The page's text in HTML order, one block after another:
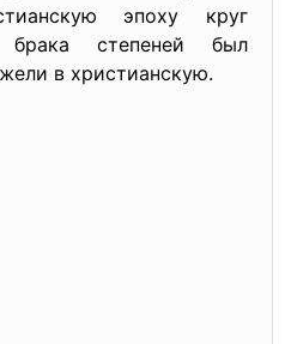
эпоху круг
степеней был
в христианскую.